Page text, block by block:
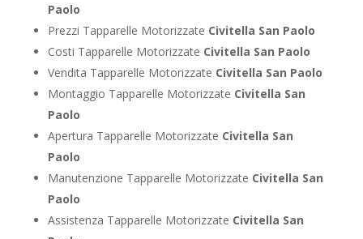
Paolo
Prezzi Tapparelle Motorizzate Civitella San Paolo
Costi Tapparelle Motorizzate Civitella San Paolo
Vendita Tapparelle Motorizzate Civitella San Paolo
Montaggio Tapparelle Motorizzate Civitella San
Paolo
Apertura Tapparelle Motorizzate Civitella San
Paolo
Manutenzione Tapparelle Motorizzate Civitella San
Paolo
Assistenza Tapparelle Motorizzate Civitella San